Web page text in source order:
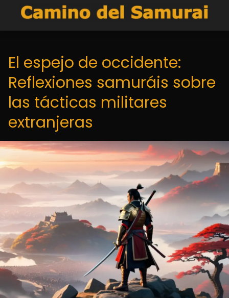
El espejo de occidente:
Reflexiones samuráis sobre
las tácticas militares
extranjeras